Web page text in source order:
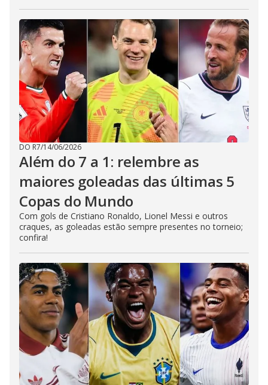
DO R7/14/06/2026
Além do 7 a 1: relembre as
maiores goleadas das últimas 5
Copas do Mundo
Com gols de Cristiano Ronaldo, Lionel Messi e outros
craques, as goleadas estão sempre presentes no torneio;
confira!